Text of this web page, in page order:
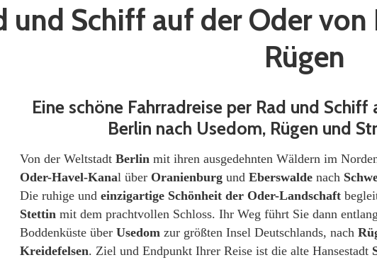
und Schiff auf der Oder
Rügen
Eine schöne Fahrradreise per Rad und
Berlin nach Usedom, Rügen und
Von der Weltstadt Berlin mit ihren ausgedehnten Wäldern im
Oder-Havel-Kanal über Oranienburgund Eberswaldenach
Die ruhige und einzigartige Schönheit der Oder-Landschaft
Stettin mit dem prachtvollen Schloss. Ihr Weg führt Sie dann
Boddenküste über Usedom zur größten Insel Deutschlands, nach
Kreidefelsen. Ziel und Endpunkt Ihrer Reise ist die alte Hansestadt